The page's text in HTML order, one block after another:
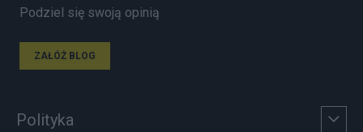
Podziel się swoją opinią
ZAŁÓŻ BLOG
Polityka